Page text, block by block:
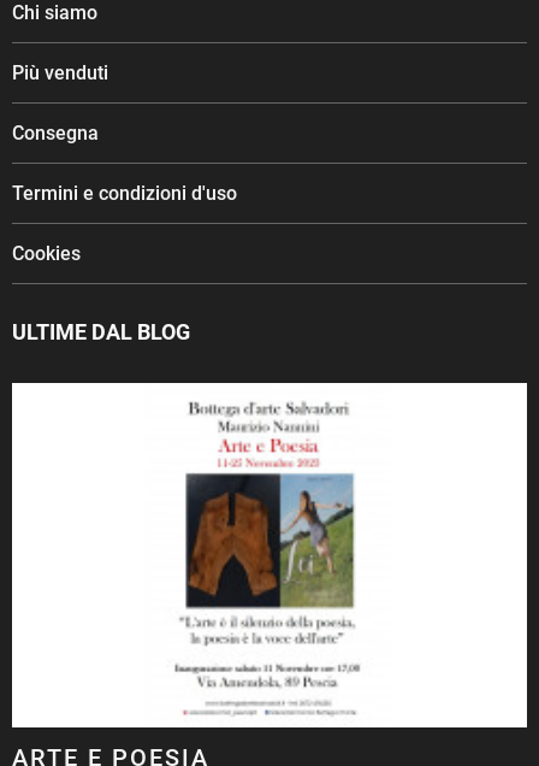
Chi siamo
Più venduti
Consegna
Termini e condizioni d'uso
Cookies
ULTIME DAL BLOG
ARTE E POESIA